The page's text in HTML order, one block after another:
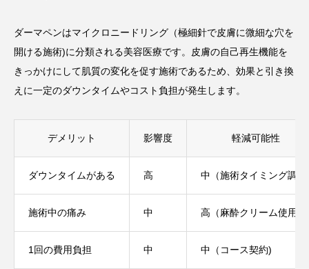
ダーマペンはマイクロニードリング（極細針で皮膚に微細な穴を
開ける施術)に分類される美容医療です。皮膚の自己再生機能を
きっかけにして肌質の変化を促す施術であるため、効果と引き換
えに一定のダウンタイムやコスト負担が発生します。
デメリット 影響度 軽減可能性
ダウンタイムがある 高 中（施術タイミング調整
施術中の痛み 中 高（麻酔クリーム使用)
1回の費用負担 中 中（コース契約)